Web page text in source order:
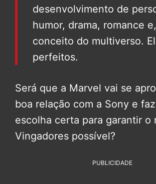
desenvolvimento de
humor, drama, romance
conceito do multiverso.
perfeitos.
Será que a Marvel vai se
boa relação com a Sony e
escolha certa para garantir o
Vingadores possível?
PUBLICIDADE